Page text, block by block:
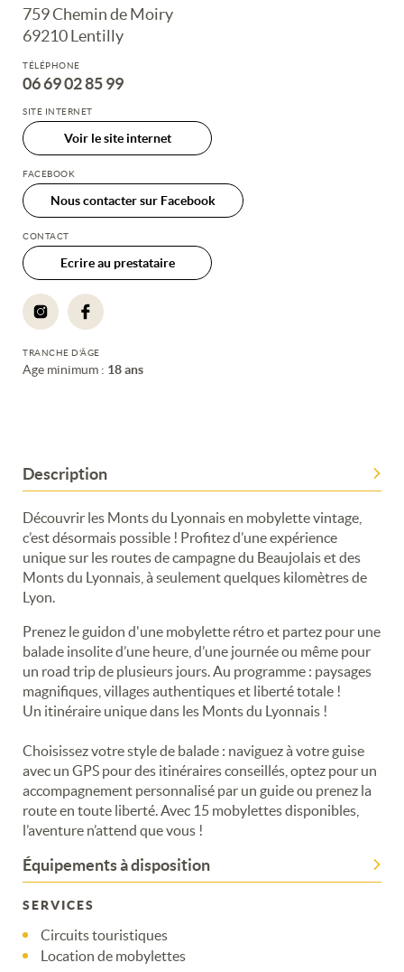
Description
Découvrir les Monts du Lyonnais en mobylette vintage,
c’est désormais possible ! Profitez d’une expérience
unique sur les routes de campagne du Beaujolais et des
Monts du Lyonnais, à seulement quelques kilomètres de
Lyon.
Prenez le guidon d'une mobylette rétro et partez pour une
balade insolite d’une heure, d’une journée ou même pour
un road trip de plusieurs jours. Au programme : paysages
magnifiques, villages authentiques et liberté totale !
Un itinéraire unique dans les Monts du Lyonnais !
Choisissez votre style de balade : naviguez à votre guise
avec un GPS pour des itinéraires conseillés, optez pour un
accompagnement personnalisé par un guide ou prenez la
route en toute liberté. Avec 15 mobylettes disponibles,
l’aventure n’attend que vous !
Équipements à disposition
SERVICES
Circuits touristiques
Location de mobylettes
759 Chemin de Moiry
69210 Lentilly
TÉLÉPHONE
06 69 02 85 99
SITE INTERNET
Voir le site internet
FACEBOOK
Nous contacter sur Facebook
CONTACT
Ecrire au prestataire
TRANCHE D'ÂGE
Age minimum : 18 ans